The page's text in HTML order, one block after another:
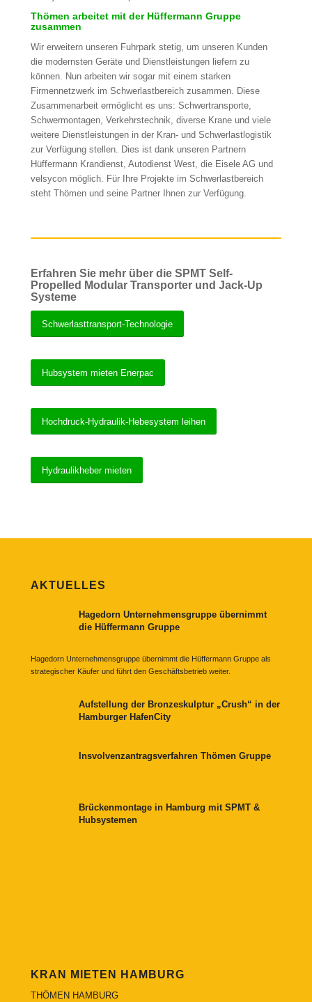
Thömen arbeitet mit der Hüffermann Gruppe
zusammen
Wir erweitern unseren Fuhrpark stetig, um unseren Kunden
die modernsten Geräte und Dienstleistungen liefern zu
können. Nun arbeiten wir sogar mit einem starken
Firmennetzwerk im Schwerlastbereich zusammen. Diese
Zusammenarbeit ermöglicht es uns: Schwertransporte,
Schwermontagen, Verkehrstechnik, diverse Krane und viele
weitere Dienstleistungen in der Kran- und Schwerlastlogistik
zur Verfügung stellen. Dies ist dank unseren Partnern
Hüffermann Krandienst, Autodienst West, die Eisele AG und
velsycon möglich. Für Ihre Projekte im Schwerlastbereich
steht Thömen und seine Partner Ihnen zur Verfügung.
Erfahren Sie mehr über die SPMT Self-
Propelled Modular Transporter und Jack-Up
Systeme
Schwerlasttransport-Technologie
Hubsystem mieten Enerpac
Hochdruck-Hydraulik-Hebesystem leihen
Hydraulikheber mieten
AKTUELLES
Hagedorn Unternehmensgruppe übernimmt
die Hüffermann Gruppe
Hagedorn Unternehmensgruppe übernimmt die Hüffermann Gruppe als
strategischer Käufer und führt den Geschäftsbetrieb weiter.
Aufstellung der Bronzeskulptur „Crush“ in der
Hamburger HafenCity
Insvolvenzantragsverfahren Thömen Gruppe
Brückenmontage in Hamburg mit SPMT &
Hubsystemen
KRAN MIETEN HAMBURG
THÖMEN HAMBURG